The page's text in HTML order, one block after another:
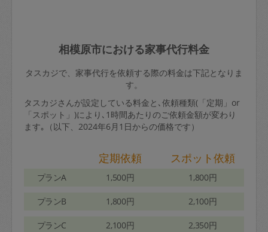
相模原市における家事代行料金
タスカジで、家事代行を依頼する際の料金は下記となりま
す。
タスカジさんが設定している料金と､依頼種類(「定期」or
「スポット」)により､1時間あたりのご依頼金額が変わり
ます｡（以下、2024年6月1日からの価格です）
定期依頼 スポット依頼
プランA 1,500円 1,800円
プランB 1,800円 2,100円
プランC 2,100円 2,350円